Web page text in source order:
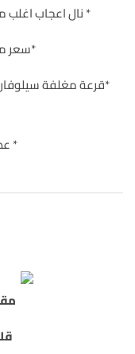
* نال اعجاب اغلب
*سعر
*قرعة مغلفة
*